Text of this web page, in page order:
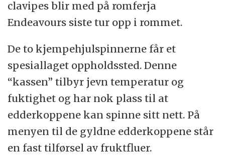
clavipes blir med på romferja
Endeavours siste tur opp i rommet.
De to kjempehjulspinnerne får et
spesiallaget oppholdssted. Denne
“kassen” tilbyr jevn temperatur og
fuktighet og har nok plass til at
edderkoppene kan spinne sitt nett. På
menyen til de gyldne edderkoppene står
en fast tilførsel av fruktfluer.